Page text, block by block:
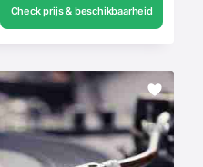
Check prijs & beschikbaarheid